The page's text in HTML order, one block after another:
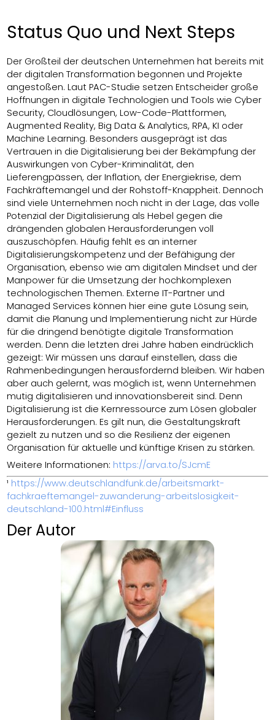
Status Quo und Next Steps
Der Großteil der deutschen Unternehmen hat bereits mit
der digitalen Transformation begonnen und Projekte
angestoßen. Laut PAC-Studie setzen Entscheider große
Hoffnungen in digitale Technologien und Tools wie Cyber
Security, Cloudlösungen, Low-Code-Plattformen,
Augmented Reality, Big Data & Analytics, RPA, KI oder
Machine Learning. Besonders ausgeprägt ist das
Vertrauen in die Digitalisierung bei der Bekämpfung der
Auswirkungen von Cyber-Kriminalität, den
Lieferengpässen, der Inflation, der Energiekrise, dem
Fachkräftemangel und der Rohstoff-Knappheit. Dennoch
sind viele Unternehmen noch nicht in der Lage, das volle
Potenzial der Digitalisierung als Hebel gegen die
drängenden globalen Herausforderungen voll
auszuschöpfen. Häufig fehlt es an interner
Digitalisierungskompetenz und der Befähigung der
Organisation, ebenso wie am digitalen Mindset und der
Manpower für die Umsetzung der hochkomplexen
technologischen Themen. Externe IT-Partner und
Managed Services können hier eine gute Lösung sein,
damit die Planung und Implementierung nicht zur Hürde
für die dringend benötigte digitale Transformation
werden. Denn die letzten drei Jahre haben eindrücklich
gezeigt: Wir müssen uns darauf einstellen, dass die
Rahmenbedingungen herausfordernd bleiben. Wir haben
aber auch gelernt, was möglich ist, wenn Unternehmen
mutig digitalisieren und innovationsbereit sind. Denn
Digitalisierung ist die Kernressource zum Lösen globaler
Herausforderungen. Es gilt nun, die Gestaltungskraft
gezielt zu nutzen und so die Resilienz der eigenen
Organisation für aktuelle und künftige Krisen zu stärken.
Weitere Informationen: https://arva.to/SJcmE
¹ https://www.deutschlandfunk.de/arbeitsmarkt-
fachkraeftemangel-zuwanderung-arbeitslosigkeit-
deutschland-100.html#Einfluss
Der Autor